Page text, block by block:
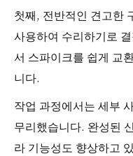
첫째, 전반적인 견고한
사용하여 수리하기로
서 스파이크를 쉽게 교
니다.
작업 과정에서는 세부
무리했습니다. 완성된
라 기능성도 향상하고